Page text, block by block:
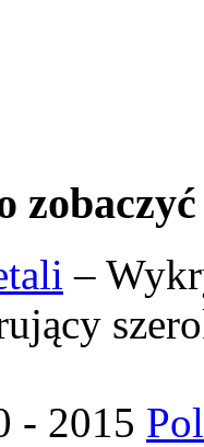
zobaczyć
–
- 2015